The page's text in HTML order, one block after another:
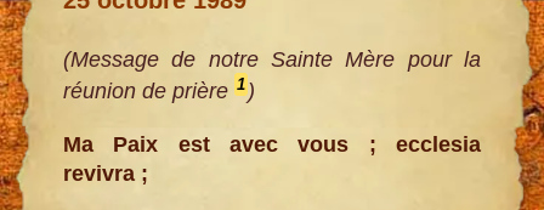
(Message de notre Sainte Mère pour la
réunion de prière1 )
Ma Paix est avec vous ; ecclesia
revivra ;